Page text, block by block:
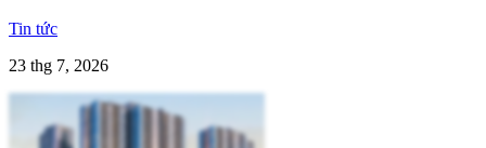
Tin tức
23 thg 7, 2026